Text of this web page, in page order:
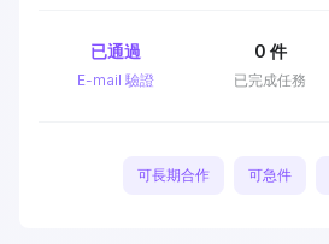
E-mail 驗證
已通過
已完成任務
0 件
可長期合作 可急件